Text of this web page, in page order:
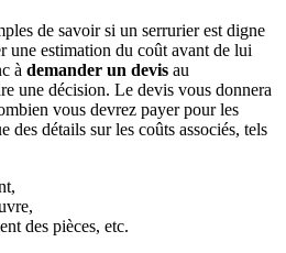
de savoir si un serrurier est digne
une estimation du coût avant de lui
à demander un devis au
une décision. Le devis vous donnera
vous devrez payer pour les
des détails sur les coûts associés, tels
des pièces, etc.